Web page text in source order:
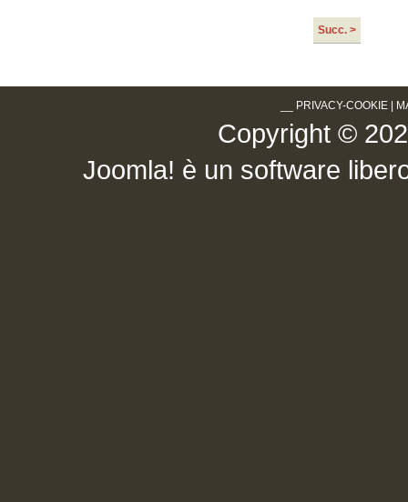
Succ. >
PRIVACY-COOKIE
Copyright ©
Joomla! è un software